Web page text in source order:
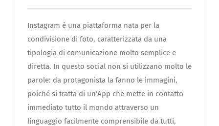
Instagram è una piattaforma nata per la
condivisione di foto, caratterizzata da una
tipologia di comunicazione molto semplice e
diretta. In questo social non si utilizzano molto le
parole: da protagonista la fanno le immagini,
poiché si tratta di un'App che mette in contatto
immediato tutto il mondo attraverso un
linguaggio facilmente comprensibile da tutti,